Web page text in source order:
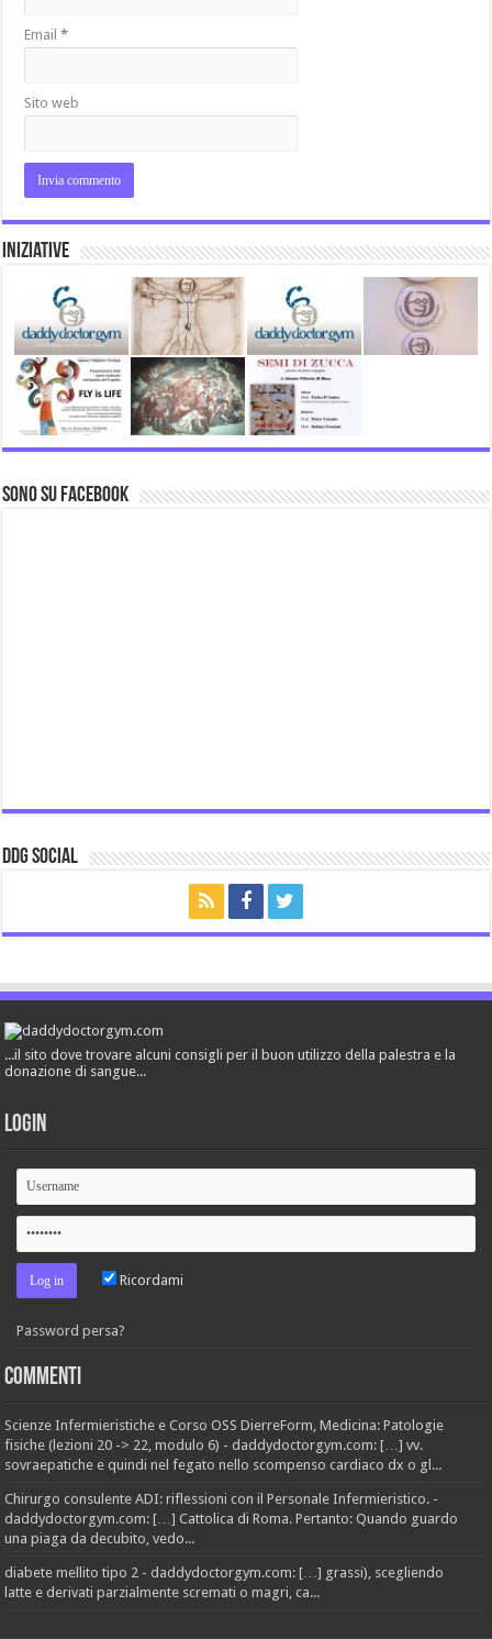
Email*
Sito web
Iniziative
Sono su Facebook
ddg Social
...il sito dove trovare alcuni consigli per il buon utilizzo della palestra e la
donazione di sangue...
Login
Ricordami
Password persa?
Commenti
Scienze Infermieristiche e Corso OSS DierreForm, Medicina: Patologie
fisiche (lezioni 20 -> 22, modulo 6) - daddydoctorgym.com: […] vv.
sovraepatiche e quindi nel fegato nello scompenso cardiaco dx o gl...
Chirurgo consulente ADI: riflessioni con il Personale Infermieristico. -
daddydoctorgym.com: […] Cattolica di Roma. Pertanto: Quando guardo
una piaga da decubito, vedo...
diabete mellito tipo 2 - daddydoctorgym.com: […] grassi), scegliendo
latte e derivati parzialmente scremati o magri, ca...